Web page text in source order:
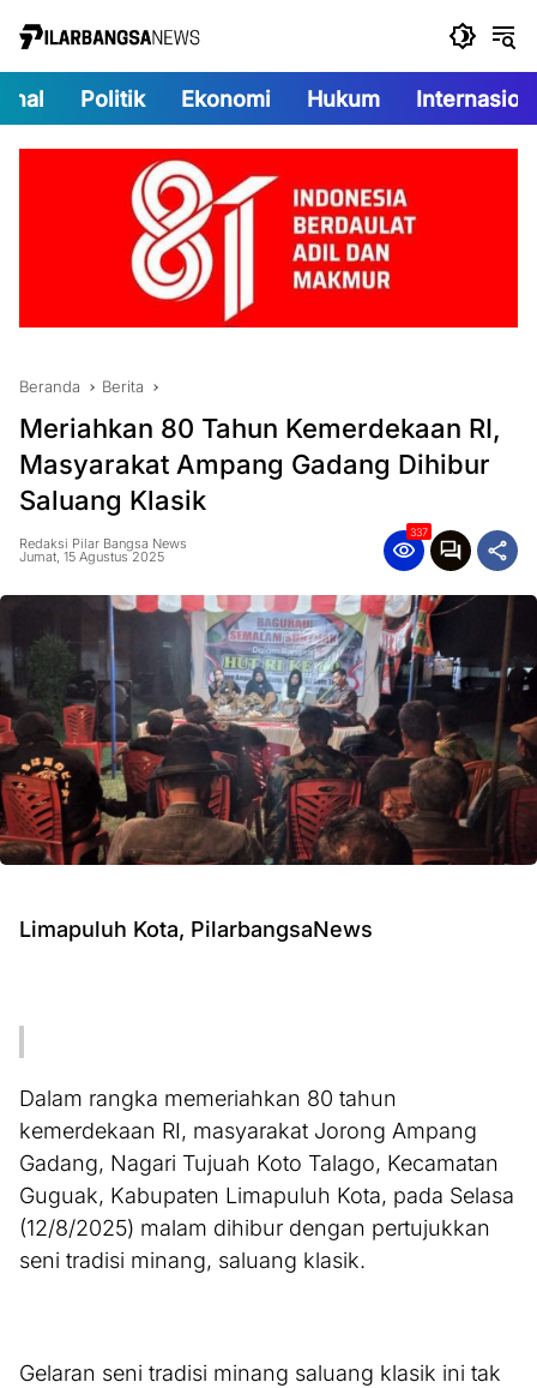
Politik Ekonomi Hukum
Beranda Berita
Meriahkan 80 Tahun Kemerdekaan RI,
Masyarakat Ampang Gadang Dihibur
Saluang Klasik
Redaksi Pilar Bangsa News
Jumat, 15 Agustus 2025
337
Limapuluh Kota, PilarbangsaNews
Dalam rangka memeriahkan 80 tahun
kemerdekaan RI, masyarakat Jorong Ampang
Gadang, Nagari Tujuah Koto Talago, Kecamatan
Guguak, Kabupaten Limapuluh Kota, pada Selasa
(12/8/2025) malam dihibur dengan pertujukkan
seni tradisi minang, saluang klasik.
Gelaran seni tradisi minang saluang klasik ini tak